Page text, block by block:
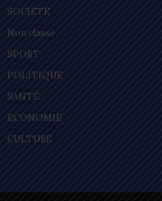
SOCIÉTÉ
Non classé
SPORT
POLITIQUE
SANTÉ
ECONOMIE
CULTURE